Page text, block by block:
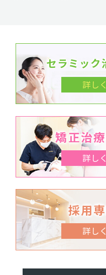
セラミック
詳し
矯正治
詳し
採用
詳し